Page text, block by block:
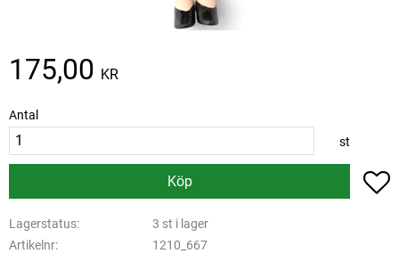
175,00 KR
Antal
st
Köp
Lagerstatus
3 st i lager
Artikelnr
1210_667